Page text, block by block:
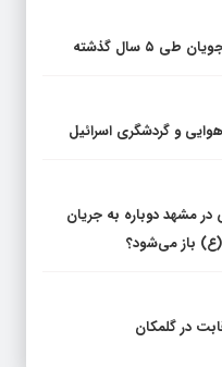
و گردشگری اسرائیل
در مشهد دوباره به جریان
باز می‌شود؟